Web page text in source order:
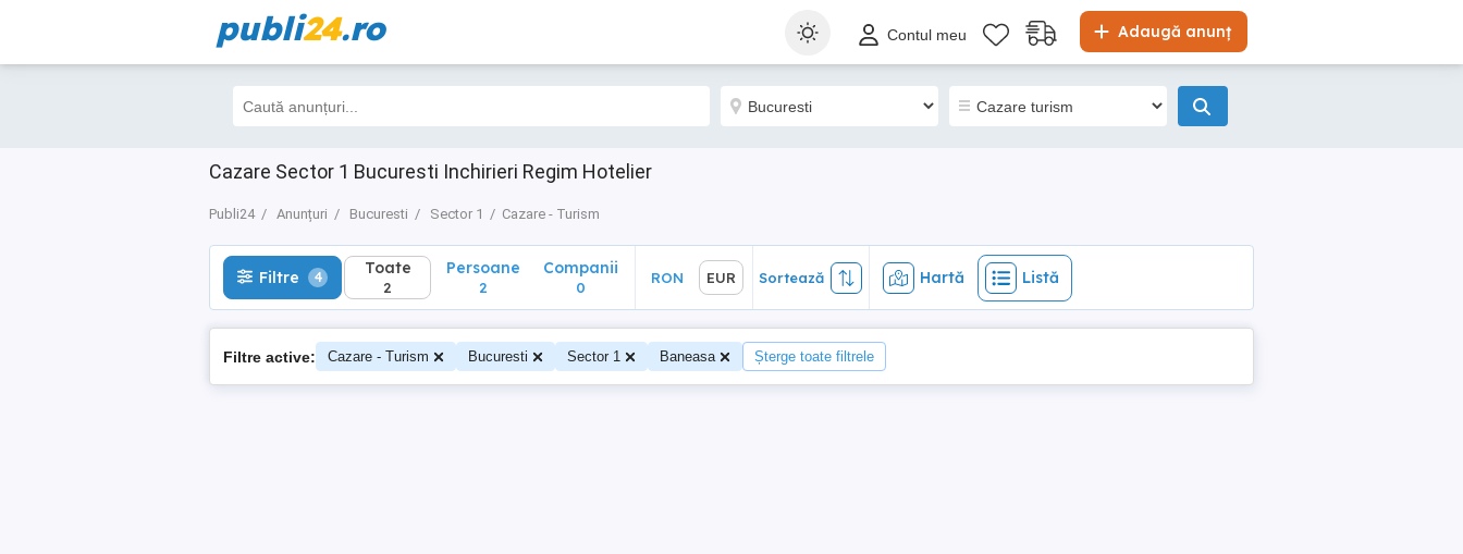
publi24.ro Adaugă anunț
Contul meu
Cazare Sector 1 Bucuresti Inchirieri Regim Hotelier
Publi24 Anunțuri Bucuresti Sector 1 Cazare - Turism
Filtre 4 Toate
2
Sortează Hartă Listă
Filtre 4 Toate
2
Persoane
2
Companii
0
RON EUR Sortează Hartă Listă
Filtre active: Cazare - Turism Bucuresti Sector 1 Baneasa Șterge toate filtrele